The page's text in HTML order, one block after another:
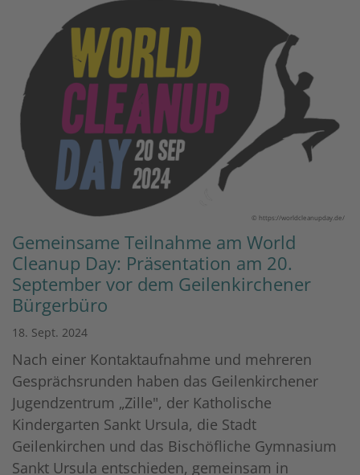
© https://worldcleanupday.de/
Gemeinsame Teilnahme am World
Cleanup Day: Präsentation am 20.
September vor dem Geilenkirchener
Bürgerbüro
18. Sept. 2024
Nach einer Kontaktaufnahme und mehreren
Gesprächsrunden haben das Geilenkirchener
Jugendzentrum „Zille", der Katholische
Kindergarten Sankt Ursula, die Stadt
Geilenkirchen und das Bischöfliche Gymnasium
Sankt Ursula entschieden, gemeinsam in